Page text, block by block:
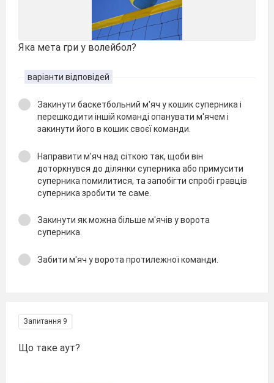
Яка мета гри у волейбол?
варіанти відповідей
Закинути баскетбольний м'яч у кошик суперника і
перешкодити іншій команді опанувати м'ячем і
закинути його в кошик своєї команди.
Направити м'яч над сіткою так, щоби він
доторкнувся до ділянки суперника або примусити
суперника помилитися, та запобігти спробі гравців
суперника зробити те саме.
Закинути як можна більше м'ячів у ворота
суперника.
Забити м'яч у ворота протилежної команди.
Запитання 9
Що таке аут?